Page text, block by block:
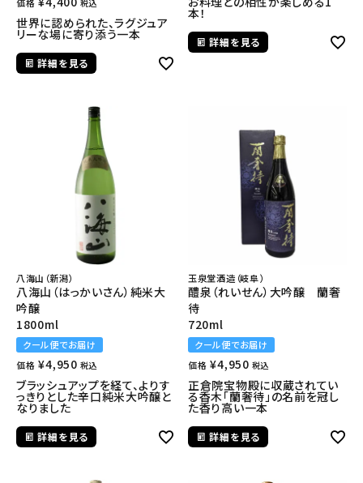
税込
世界に認められた、ラグジュア
リーな場に寄り添う一本
詳細を見る
本！
詳細を見る
八海山（新潟）
八海山（はっかいさん）純米大
吟醸
1800ml
クール便でお届け
価格 ¥4,950 税込
ブラッシュアップを経て、よりす
っきりとした辛口純米大吟醸と
なりました
詳細を見る
玉泉堂酒造（岐阜）
醴泉（れいせん）大吟醸 蘭奢
待
720ml
クール便でお届け
価格 ¥4,950 税込
正倉院宝物殿に収蔵されてい
る香木「蘭奢待」の名前を冠し
た香り高い一本
詳細を見る